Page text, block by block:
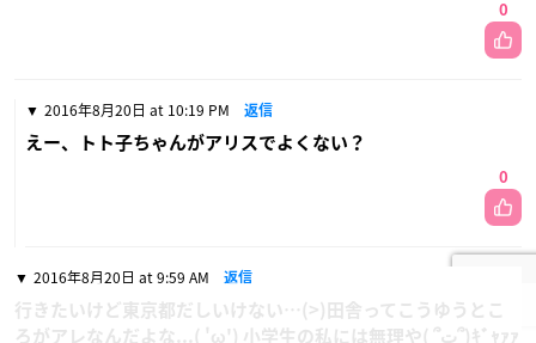
0
2016年8月20日 at 10:19 PM 返信
えー、トト子ちゃんがアリスでよくない？
0
2016年8月20日 at 9:59 AM 返信
行きたいけど東京都だしいけない…(>)田舎ってこうゆうとこ
ろがアレなんだよな...( 'ω') 小学生の私には無理や( ՞ټ՞)ｷﾞｬｧｧ